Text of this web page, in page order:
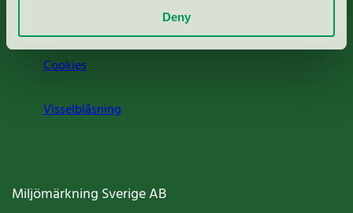
Deny
Cookies
Visselblåsning
Miljömärkning Sverige AB